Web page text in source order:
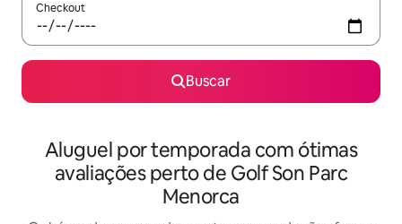
Checkout
Buscar
Aluguel por temporada com ótimas
avaliações perto de Golf Son Parc
Menorca